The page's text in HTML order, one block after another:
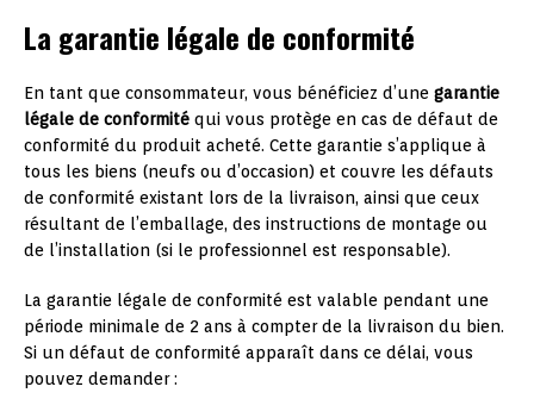
La garantie légale de conformité
En tant que consommateur, vous bénéficiez d’une garantie
légale de conformité qui vous protège en cas de défaut de
conformité du produit acheté. Cette garantie s’applique à
tous les biens (neufs ou d’occasion) et couvre les défauts
de conformité existant lors de la livraison, ainsi que ceux
résultant de l’emballage, des instructions de montage ou
de l’installation (si le professionnel est responsable).
La garantie légale de conformité est valable pendant une
période minimale de 2 ans à compter de la livraison du bien.
Si un défaut de conformité apparaît dans ce délai, vous
pouvez demander :